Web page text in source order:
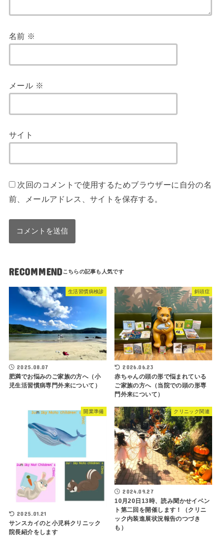
名前 ※
メール ※
サイト
次回のコメントで使用するためブラウザーに自分の名
前、メールアドレス、サイトを保存する。
RECOMMEND
生活習慣病検診
2025.08.07
肥満でお悩みのご家族の方へ（小
児生活習慣病専門外来について）
斜頭症
2026.06.23
赤ちゃんの頭の形で悩まれている
ご家族の方へ（当院での頭の形専
門外来について）
開業準備
2025.01.21
サンスカイのと小児科クリニック
院長紹介をします
クリニック関連
2024.09.27
10月20日13時、読み聞かせイベン
ト第二回を開催します！（クリニ
ック内装進展状況報告のつづき
も）